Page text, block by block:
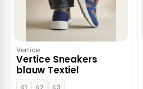
Vertice
Vertice Sneakers
blauw Textiel
41 42
43